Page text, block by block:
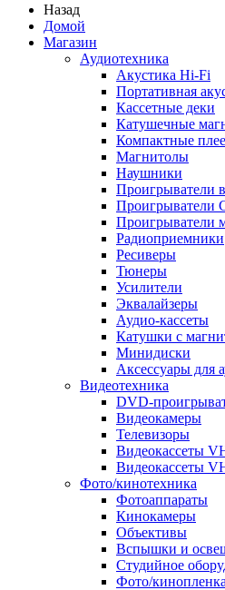
Назад
Домой
Магазин
Аудиотехника
Акустика Hi-Fi
Портативная
Кассетные деки
Катушечные
Компактные
Магнитолы
Наушники
Проигрыватели
Проигрыватели
Проигрыватели
Радиоприемники
Ресиверы
Тюнеры
Усилители
Эквалайзеры
Аудио-кассеты
Катушки с
Минидиски
Аксессуары для
Видеотехника
DVD-
Видеокамеры
Телевизоры
Видеокассеты
Видеокассеты
Фото/кинотехника
Фотоаппараты
Кинокамеры
Объективы
Вспышки и
Студийное
Фото/кинопленка